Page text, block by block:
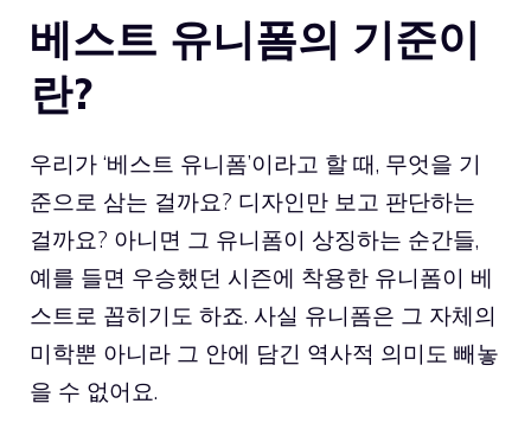
베스트 유니폼의 기준이
란?
우리가 ‘베스트 유니폼’이라고 할 때, 무엇을 기
준으로 삼는 걸까요? 디자인만 보고 판단하는
걸까요? 아니면 그 유니폼이 상징하는 순간들,
예를 들면 우승했던 시즌에 착용한 유니폼이 베
스트로 꼽히기도 하죠. 사실 유니폼은 그 자체의
미학뿐 아니라 그 안에 담긴 역사적 의미도 빼놓
을 수 없어요.